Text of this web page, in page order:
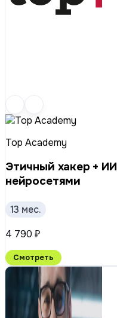
Top Academy
Этичный хакер +
нейросетями
13 мес.
4 790 ₽
Смотреть